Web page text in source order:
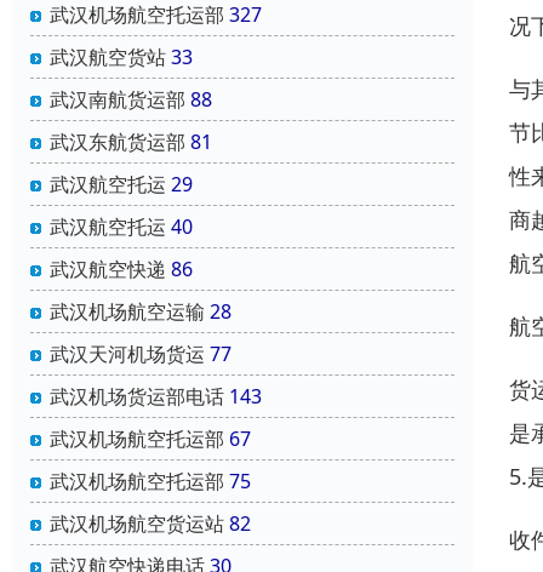
武汉机场航空托运部 327
武汉航空货站33
武汉南航货运部 88
武汉东航货运部 81
武汉航空托运 29
武汉航空托运 40
武汉航空快递 86
武汉机场航空运输 28
武汉天河机场货运 77
武汉机场货运部电话 143
武汉机场航空托运部 67
武汉机场航空托运部 75
武汉机场航空货运站82
武汉航空快递电话30
况
与
节
性
商
航
航
货
是
5.
收